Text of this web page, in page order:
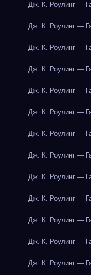
Дж. К. Роулинг —
Дж. К. Роулинг —
Дж. К. Роулинг —
Дж. К. Роулинг —
Дж. К. Роулинг —
Дж. К. Роулинг —
Дж. К. Роулинг —
Дж. К. Роулинг —
Дж. К. Роулинг —
Дж. К. Роулинг —
Дж. К. Роулинг —
Дж. К. Роулинг —
Дж. К. Роулинг —